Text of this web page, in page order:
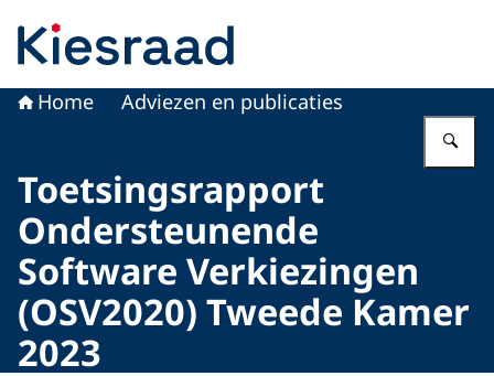
Home Adviezen en publicaties
Toetsingsrapport
Ondersteunende
Software Verkiezingen
(OSV2020) Tweede Kamer
2023